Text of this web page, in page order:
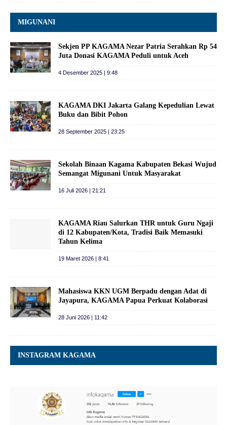
MIGUNANI
Sekjen PP KAGAMA Nezar Patria Serahkan Rp 54
Juta Donasi KAGAMA Peduli untuk Aceh
4 Desember 2025 | 9:48
KAGAMA DKI Jakarta Galang Kepedulian Lewat
Buku dan Bibit Pohon
28 September 2025 | 23:25
Sekolah Binaan Kagama Kabupaten Bekasi Wujud
Semangat Migunani Untuk Masyarakat
16 Juli 2026 | 21:21
​KAGAMA Riau Salurkan THR untuk Guru Ngaji
di 12 Kabupaten/Kota, Tradisi Baik Memasuki
Tahun Kelima
19 Maret 2026 | 8:41
Mahasiswa KKN UGM Berpadu dengan Adat di
Jayapura, KAGAMA Papua Perkuat Kolaborasi
28 Juni 2026 | 11:42
INSTAGRAM KAGAMA